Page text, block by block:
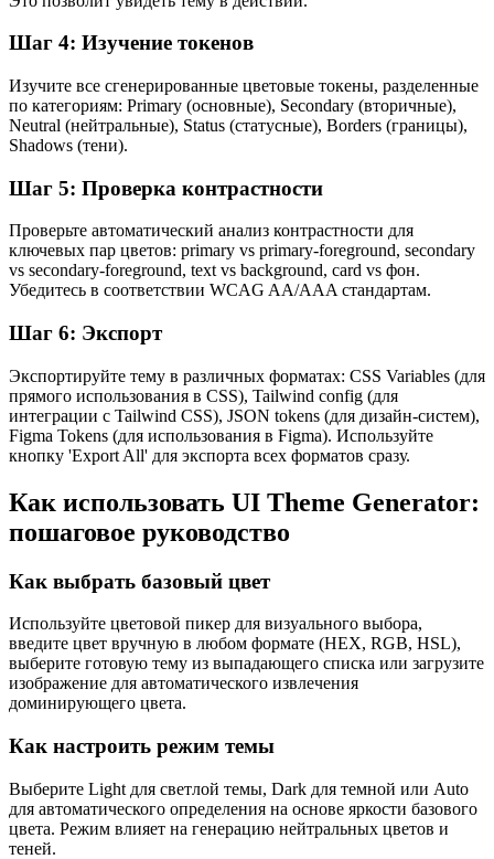
Шаг 4: Изучение токенов
Изучите все сгенерированные цветовые токены, разделенные
по категориям: Primary (основные), Secondary (вторичные),
Neutral (нейтральные), Status (статусные), Borders (границы),
Shadows (тени).
Шаг 5: Проверка контрастности
Проверьте автоматический анализ контрастности для
ключевых пар цветов: primary vs primary-foreground, secondary
vs secondary-foreground, text vs background, card vs фон.
Убедитесь в соответствии WCAG AA/AAA стандартам.
Шаг 6: Экспорт
Экспортируйте тему в различных форматах: CSS Variables (для
прямого использования в CSS), Tailwind config (для
интеграции с Tailwind CSS), JSON tokens (для дизайн-систем),
Figma Tokens (для использования в Figma). Используйте
кнопку 'Export All' для экспорта всех форматов сразу.
Как использовать UI Theme Generator:
пошаговое руководство
Как выбрать базовый цвет
Используйте цветовой пикер для визуального выбора,
введите цвет вручную в любом формате (HEX, RGB, HSL),
выберите готовую тему из выпадающего списка или загрузите
изображение для автоматического извлечения
доминирующего цвета.
Как настроить режим темы
Выберите Light для светлой темы, Dark для темной или Auto
для автоматического определения на основе яркости базового
цвета. Режим влияет на генерацию нейтральных цветов и
теней.